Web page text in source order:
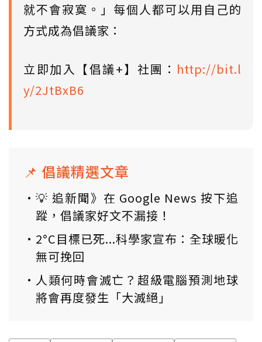
就不會寂寞。」每個人都可以用自己的
方式成為倡議家：
立即加入【倡議+】社團： http://bit.l
y/2JtBxB6
📌 倡議精選文章
💡 追新聞》在 Google News 按下追
蹤，倡議家好文不漏接！
2°C目標已死...科學家宣布：全球暖化
無可挽回
人類何時會滅亡？超級電腦預測地球
將會再度發生「大滅絕」